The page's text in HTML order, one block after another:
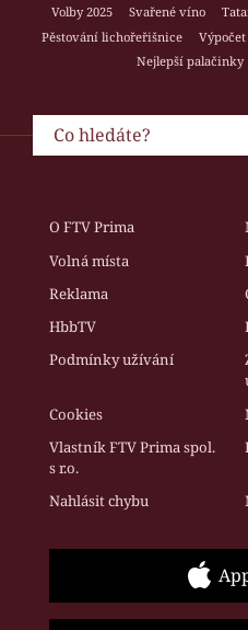
Volby 2025
Svařené víno
Pěstování lichořeřišnice
Nejlepší palačinky
O FTV Prima
Volná místa
Reklama
HbbTV
Podmínky užívání
Cookies
Vlastník FTV Prima spol.
s r.o.
Nahlásit chybu